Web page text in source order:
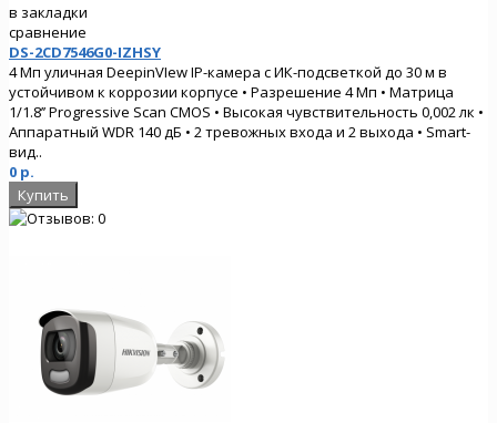
в закладки
сравнение
DS-2CD7546G0-IZHSY
4 Мп уличная DeepinVIew IP-камера с ИК-подсветкой до 30 м в
устойчивом к коррозии корпусе • Разрешение 4 Мп • Матрица
1/1.8’’ Progressive Scan CMOS • Высокая чувствительность 0,002 лк •
Аппаратный WDR 140 дБ • 2 тревожных входа и 2 выхода • Smart-
вид..
0 р.